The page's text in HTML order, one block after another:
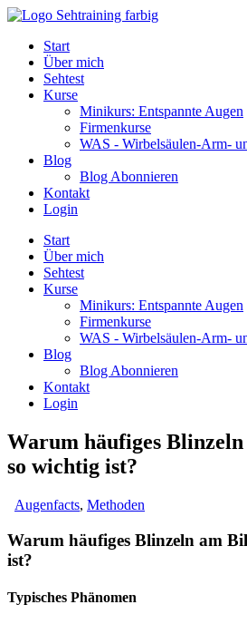
Start
Über mich
Sehtest
Kurse
Minikurs: Entspannte Augen
Firmenkurse
WAS - Wirbelsäulen-Arm-
Blog
Blog Abonnieren
Kontakt
Login
Start
Über mich
Sehtest
Kurse
Minikurs: Entspannte Augen
Firmenkurse
WAS - Wirbelsäulen-Arm-
Blog
Blog Abonnieren
Kontakt
Login
Warum häufiges
so wichtig ist?
Augenfacts, Methoden
Warum häufiges Blinzeln am
ist?
Typisches Phänomen